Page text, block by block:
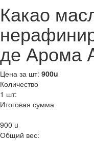
Какао
де Арома
Цена за шт: 900u
Количество
1 шт:
Итоговая сумма
900 u
Общий вес: